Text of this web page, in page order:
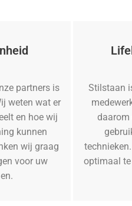
partners is
weten wat er
en hoe wij
kunnen
wij graag
voor uw
Stilstaan
daarom
optimaal